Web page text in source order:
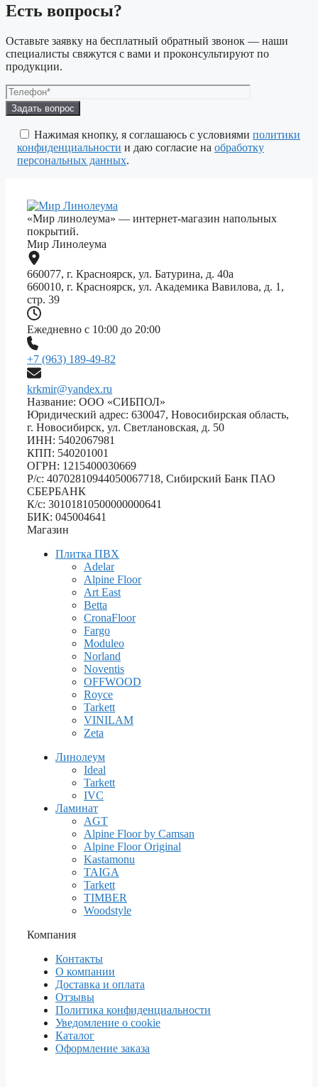
Есть вопросы?
Оставьте заявку на бесплатный обратный звонок — наши
специалисты свяжутся с вами и проконсультируют по
продукции.
Оставьте
это
поле
пустым.
Нажимая кнопку, я соглашаюсь с условиями политики
конфиденциальности и даю согласие на обработку
персональных данных.
«Мир линолеума» — интернет-магазин напольных
покрытий.
Мир Линолеума
660077, г. Красноярск, ул. Батурина, д. 40а
660010, г. Красноярск, ул. Академика Вавилова, д. 1,
стр. 39
Ежедневно с 10:00 до 20:00
+7 (963) 189-49-82
krkmir@yandex.ru
Название: ООО «СИБПОЛ»
Юридический адрес: 630047, Новосибирская область,
г. Новосибирск, ул. Светлановская, д. 50
ИНН: 5402067981
КПП: 540201001
ОГРН: 1215400030669
Р/с: 40702810944050067718, Сибирский Банк ПАО
СБЕРБАНК
К/с: 30101810500000000641
БИК: 045004641
Магазин
Плитка ПВХ
Adelar
Alpine Floor
Art East
Betta
CronaFloor
Fargo
Moduleo
Norland
Noventis
OFFWOOD
Royce
Tarkett
VINILAM
Zeta
Линолеум
Ideal
Tarkett
IVC
Ламинат
AGT
Alpine Floor by Camsan
Alpine Floor Original
Kastamonu
TAIGA
Tarkett
TIMBER
Woodstyle
Компания
Контакты
О компании
Доставка и оплата
Отзывы
Политика конфиденциальности
Уведомление о cookie
Каталог
Оформление заказа